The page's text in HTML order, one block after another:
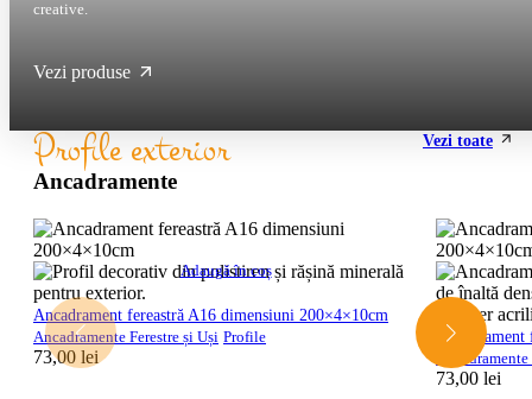
creative.
Vezi produse
Profile exterior
Ancadramente
Vezi toate
Adaugă în coș
Ancadrament fereastră A16 dimensiuni 200×4×10cm
Ancadramente Ferestre și Uși Profile
73,00 lei
73,00lei